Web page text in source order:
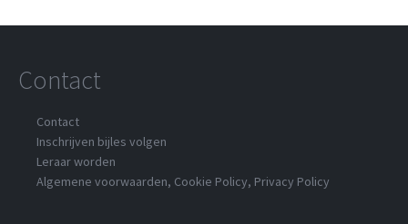
Contact
Contact
Inschrijven bijles volgen
Leraar worden
Algemene voorwaarden, Cookie Policy, Privacy Policy